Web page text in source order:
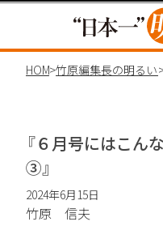
HOME
>竹原編集長の明るい
『６月号にはこん
③』
竹原 信夫
2024年6月15日